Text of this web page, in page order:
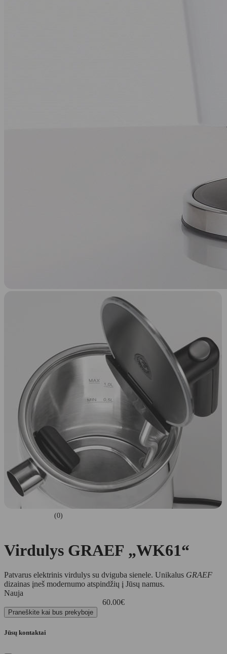
(0)
Virdulys GRAEF „WK61“
Patvarus elektrinis virdulys su dviguba sienele. Unikalus GRAEF
dizainas įneš modernumo atspindžių į Jūsų namus.
Nauja
60.00€
Praneškite kai bus prekyboje
Jūsų kontaktai